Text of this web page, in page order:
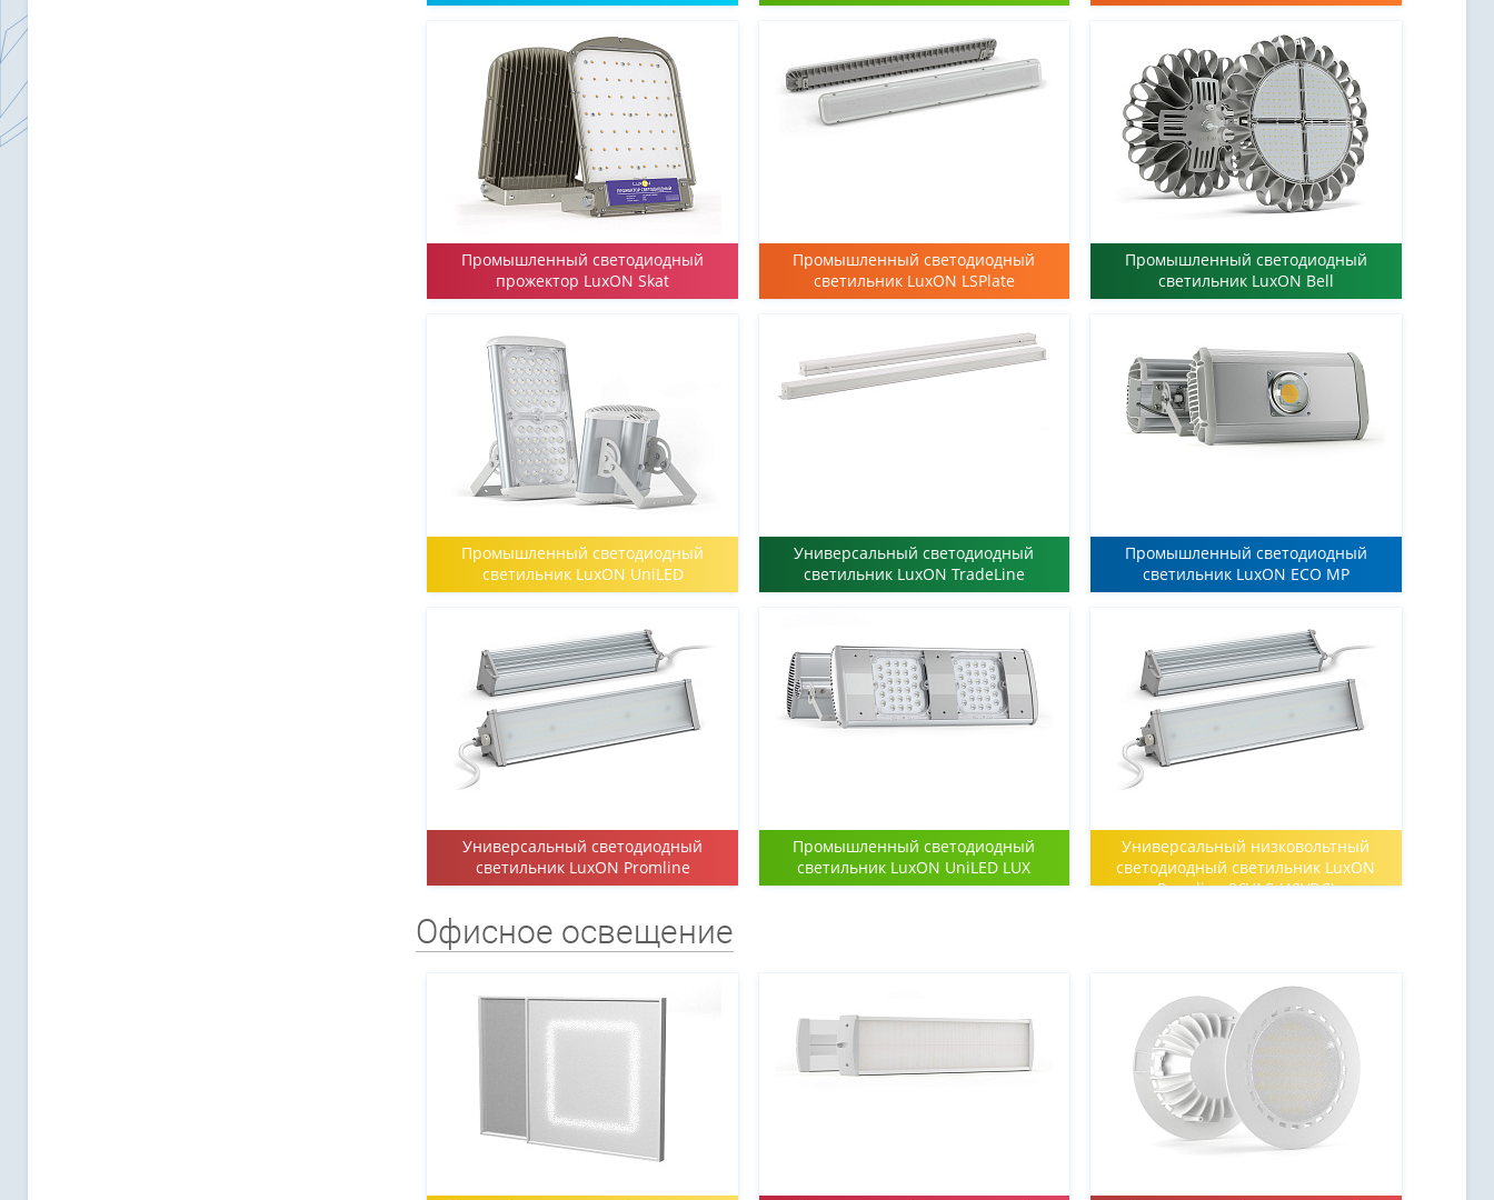
Промышленный светодиодный
прожектор LuxON Skat
Промышленный светодиодный
светильник LuxON LSPlate
Промышленный светодиодный
светильник LuxON Bell
Промышленный светодиодный
светильник LuxON UniLED
Универсальный светодиодный
светильник LuxON TradeLine
Промышленный светодиодный
светильник LuxON ECO MP
Универсальный светодиодный
светильник LuxON Promline
Промышленный светодиодный
светильник LuxON UniLED LUX
Универсальный низковольтный
светодиодный светильник LuxON
Promline 36VAC (48VDC)
Офисное освещение